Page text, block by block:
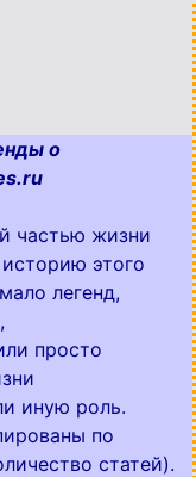
о
частью жизни
этого
легенд,
просто
иную роль.
по
статей).